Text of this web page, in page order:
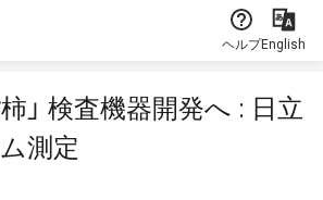
ヘルプEnglish
」 検査機器開発へ : 日立
測定